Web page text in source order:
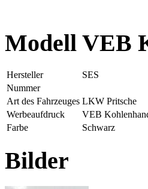
Modell VEB
Hersteller
SES
Nummer
Art des Fahrzeuges LKW Pritsche
Werbeaufdruck
VEB
Farbe
Schwarz
Bilder